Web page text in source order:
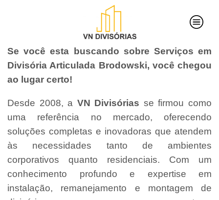
Se você esta buscando sobre Serviços em
Divisória Articulada Brodowski, você chegou
ao lugar certo!
Desde 2008, a VN Divisórias se firmou como
uma referência no mercado, oferecendo
soluções completas e inovadoras que atendem
às necessidades tanto de ambientes
corporativos quanto residenciais. Com um
conhecimento profundo e expertise em
instalação, remanejamento e montagem de